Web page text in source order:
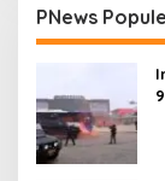
PNews